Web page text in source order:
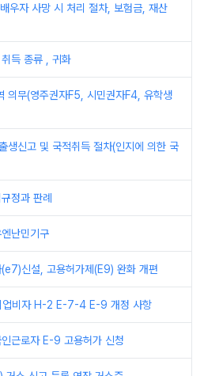
우자 사망 시 처리 절차, 보험금, 재산
득 종류 , 귀화
의무(영주권자F5, 시민권자F4, 유학생
생신고 및 국적취득 절차(인지에 의한 국
정과 판례
난민기구
신설, 고용허가제(E9) 완화 개편
업비자 H-2 E-7-4 E-9 개정 사항
근로자 E-9 고용허가 신청